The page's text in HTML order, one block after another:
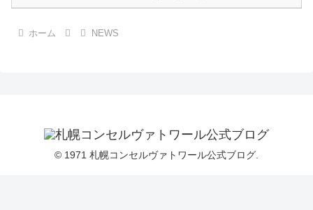
ホーム NEWS
© 1971 札幌コンセルヴァトワール公式ブログ.